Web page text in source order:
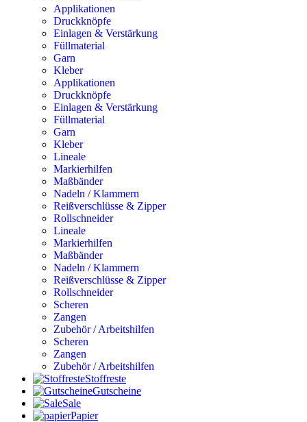
Applikationen
Druckknöpfe
Einlagen & Verstärkung
Füllmaterial
Garn
Kleber
Applikationen
Druckknöpfe
Einlagen & Verstärkung
Füllmaterial
Garn
Kleber
Lineale
Markierhilfen
Maßbänder
Nadeln / Klammern
Reißverschlüsse & Zipper
Rollschneider
Lineale
Markierhilfen
Maßbänder
Nadeln / Klammern
Reißverschlüsse & Zipper
Rollschneider
Scheren
Zangen
Zubehör / Arbeitshilfen
Scheren
Zangen
Zubehör / Arbeitshilfen
Stoffreste
Gutscheine
Sale
Papier